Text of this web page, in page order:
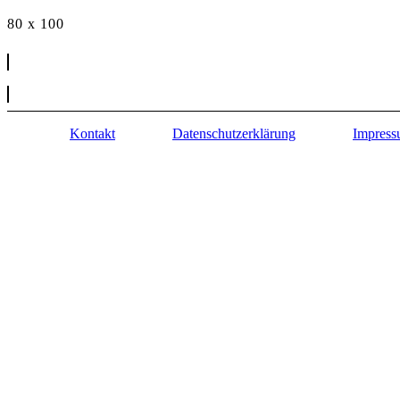
80 x 100
Kontakt Datenschutzerklärung